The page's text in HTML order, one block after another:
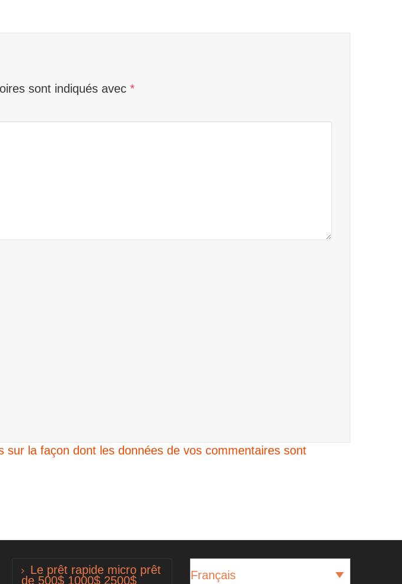
sont indiqués avec *
sur la façon dont les données de vos commentaires sont
Le prêt rapide micro prêt
de 500$ 1000$ 2500$
Français